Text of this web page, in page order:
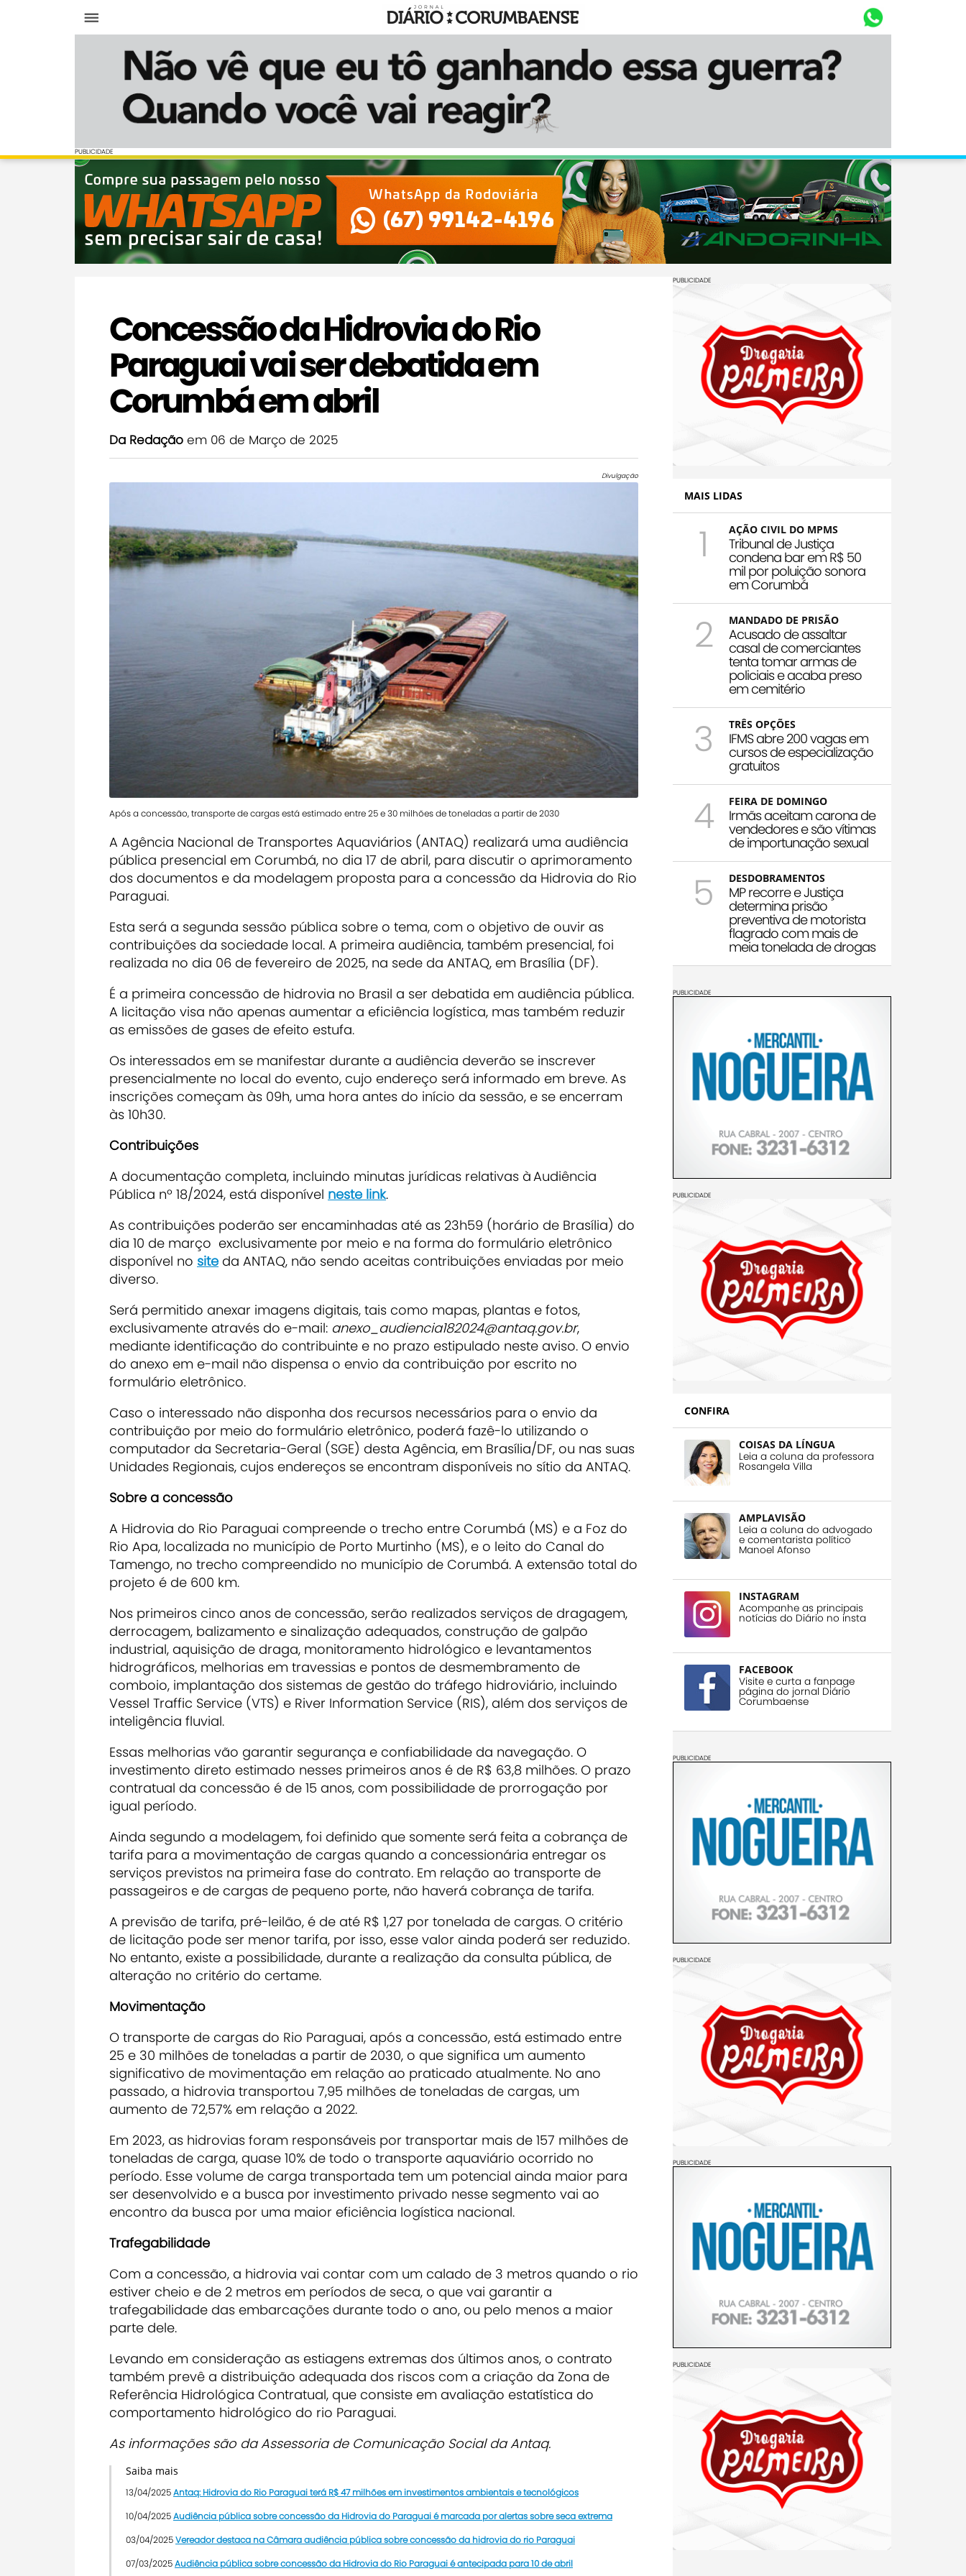
Diário Corumbaense
PUBLICIDADE
PUBLICIDADE
Concessão da Hidrovia do Rio
Paraguai vai ser debatida em
Corumbá em abril
Da Redação em 06 de Março de 2025
Divulgação
Após a concessão, transporte de cargas está estimado entre 25 e 30 milhões de toneladas a partir de 2030
A Agência Nacional de Transportes Aquaviários (ANTAQ) realizará uma audiência
pública presencial em Corumbá, no dia 17 de abril, para discutir o aprimoramento
dos documentos e da modelagem proposta para a concessão da Hidrovia do Rio
Paraguai.
Esta será a segunda sessão pública sobre o tema, com o objetivo de ouvir as
contribuições da sociedade local. A primeira audiência, também presencial, foi
realizada no dia 06 de fevereiro de 2025, na sede da ANTAQ, em Brasília (DF).
É a primeira concessão de hidrovia no Brasil a ser debatida em audiência pública.
A licitação visa não apenas aumentar a eficiência logística, mas também reduzir
as emissões de gases de efeito estufa.
Os interessados em se manifestar durante a audiência deverão se inscrever
presencialmente no local do evento, cujo endereço será informado em breve. As
inscrições começam às 09h, uma hora antes do início da sessão, e se encerram
às 10h30.
Contribuições
A documentação completa, incluindo minutas jurídicas relativas à Audiência
Pública nº 18/2024, está disponível neste link.
As contribuições poderão ser encaminhadas até as 23h59 (horário de Brasília) do
dia 10 de março exclusivamente por meio e na forma do formulário eletrônico
disponível no site da ANTAQ, não sendo aceitas contribuições enviadas por meio
diverso.
Será permitido anexar imagens digitais, tais como mapas, plantas e fotos,
exclusivamente através do e-mail: anexo_audiencia182024@antaq.gov.br,
mediante identificação do contribuinte e no prazo estipulado neste aviso. O envio
do anexo em e-mail não dispensa o envio da contribuição por escrito no
formulário eletrônico.
Caso o interessado não disponha dos recursos necessários para o envio da
contribuição por meio do formulário eletrônico, poderá fazê-lo utilizando o
computador da Secretaria-Geral (SGE) desta Agência, em Brasília/DF, ou nas suas
Unidades Regionais, cujos endereços se encontram disponíveis no sítio da ANTAQ.
Sobre a concessão
A Hidrovia do Rio Paraguai compreende o trecho entre Corumbá (MS) e a Foz do
Rio Apa, localizada no município de Porto Murtinho (MS), e o leito do Canal do
Tamengo, no trecho compreendido no município de Corumbá. A extensão total do
projeto é de 600 km.
Nos primeiros cinco anos de concessão, serão realizados serviços de dragagem,
derrocagem, balizamento e sinalização adequados, construção de galpão
industrial, aquisição de draga, monitoramento hidrológico e levantamentos
hidrográficos, melhorias em travessias e pontos de desmembramento de
comboio, implantação dos sistemas de gestão do tráfego hidroviário, incluindo
Vessel Traffic Service (VTS) e River Information Service (RIS), além dos serviços de
inteligência fluvial.
Essas melhorias vão garantir segurança e confiabilidade da navegação. O
investimento direto estimado nesses primeiros anos é de R$ 63,8 milhões. O prazo
contratual da concessão é de 15 anos, com possibilidade de prorrogação por
igual período.
Ainda segundo a modelagem, foi definido que somente será feita a cobrança de
tarifa para a movimentação de cargas quando a concessionária entregar os
serviços previstos na primeira fase do contrato. Em relação ao transporte de
passageiros e de cargas de pequeno porte, não haverá cobrança de tarifa.
A previsão de tarifa, pré-leilão, é de até R$ 1,27 por tonelada de cargas. O critério
de licitação pode ser menor tarifa, por isso, esse valor ainda poderá ser reduzido.
No entanto, existe a possibilidade, durante a realização da consulta pública, de
alteração no critério do certame.
Movimentação
O transporte de cargas do Rio Paraguai, após a concessão, está estimado entre
25 e 30 milhões de toneladas a partir de 2030, o que significa um aumento
significativo de movimentação em relação ao praticado atualmente. No ano
passado, a hidrovia transportou 7,95 milhões de toneladas de cargas, um
aumento de 72,57% em relação a 2022.
Em 2023, as hidrovias foram responsáveis por transportar mais de 157 milhões de
toneladas de carga, quase 10% de todo o transporte aquaviário ocorrido no
período. Esse volume de carga transportada tem um potencial ainda maior para
ser desenvolvido e a busca por investimento privado nesse segmento vai ao
encontro da busca por uma maior eficiência logística nacional.
Trafegabilidade
Com a concessão, a hidrovia vai contar com um calado de 3 metros quando o rio
estiver cheio e de 2 metros em períodos de seca, o que vai garantir a
trafegabilidade das embarcações durante todo o ano, ou pelo menos a maior
parte dele.
Levando em consideração as estiagens extremas dos últimos anos, o contrato
também prevê a distribuição adequada dos riscos com a criação da Zona de
Referência Hidrológica Contratual, que consiste em avaliação estatística do
comportamento hidrológico do rio Paraguai.
As informações são da Assessoria de Comunicação Social da Antaq.
Saiba mais
13/04/2025Antaq: Hidrovia do Rio Paraguai terá R$ 47 milhões em investimentos ambientais e tecnológicos
10/04/2025Audiência pública sobre concessão da Hidrovia do Paraguai é marcada por alertas sobre seca extrema
03/04/2025Vereador destaca na Câmara audiência pública sobre concessão da hidrovia do rio Paraguai
07/03/2025Audiência pública sobre concessão da Hidrovia do Rio Paraguai é antecipada para 10 de abril
PUBLICIDADE
MAIS LIDAS
1 AÇÃO CIVIL DO MPMS
Tribunal de Justiça
condena bar em R$ 50
mil por poluição sonora
em Corumbá
2 MANDADO DE PRISÃO
Acusado de assaltar
casal de comerciantes
tenta tomar armas de
policiais e acaba preso
em cemitério
3 TRÊS OPÇÕES
IFMS abre 200 vagas em
cursos de especialização
gratuitos
4 FEIRA DE DOMINGO
Irmãs aceitam carona de
vendedores e são vítimas
de importunação sexual
5 DESDOBRAMENTOS
MP recorre e Justiça
determina prisão
preventiva de motorista
flagrado com mais de
meia tonelada de drogas
PUBLICIDADE
PUBLICIDADE
CONFIRA
COISAS DA LÍNGUA
Leia a coluna da professora
Rosangela Villa
AMPLAVISÃO
Leia a coluna do advogado
e comentarista político
Manoel Afonso
INSTAGRAM
Acompanhe as principais
notícias do Diário no insta
FACEBOOK
Visite e curta a fanpage
página do jornal Diário
Corumbaense
PUBLICIDADE
PUBLICIDADE
PUBLICIDADE
PUBLICIDADE